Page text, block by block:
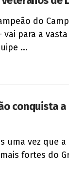
do
vai para a
...
conquista
uma vez que
fortes do